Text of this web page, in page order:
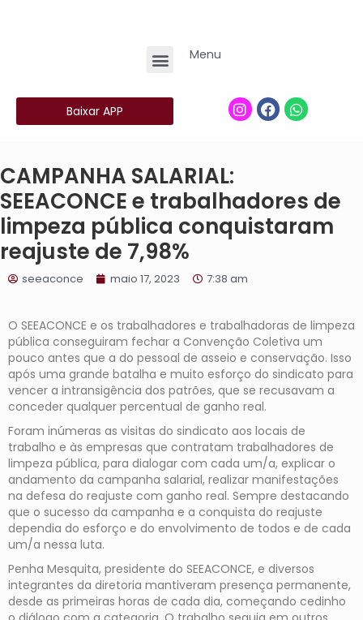
Menu
Baixar APP
CAMPANHA SALARIAL:
SEEACONCE e trabalhadores de
limpeza pública conquistaram
reajuste de 7,98%
seeaconce maio 17, 2023 7:38 am
O SEEACONCE e os trabalhadores e trabalhadoras de limpeza
pública conseguiram fechar a Convenção Coletiva um
pouco antes que a do pessoal de asseio e conservação. Isso
após uma grande batalha e muito esforço do sindicato para
vencer a intransigência dos patrões, que se recusavam a
conceder qualquer percentual de ganho real.
Foram inúmeras as visitas do sindicato aos locais de
trabalho e às empresas que contratam trabalhadores de
limpeza pública, para dialogar com cada um/a, explicar o
andamento da campanha salarial, realizar manifestações
na defesa do reajuste com ganho real. Sempre destacando
que o sucesso da campanha e a conquista do reajuste
dependia do esforço e do envolvimento de todos e de cada
um/a nessa luta.
Penha Mesquita, presidente do SEEACONCE, e diversos
integrantes da diretoria mantiveram presença permanente,
desde as primeiras horas de cada dia, começando cedinho